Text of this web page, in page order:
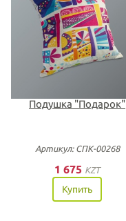
Подушка "Подарок"
Артикул: СПК-00268
1 675 KZT
Купить